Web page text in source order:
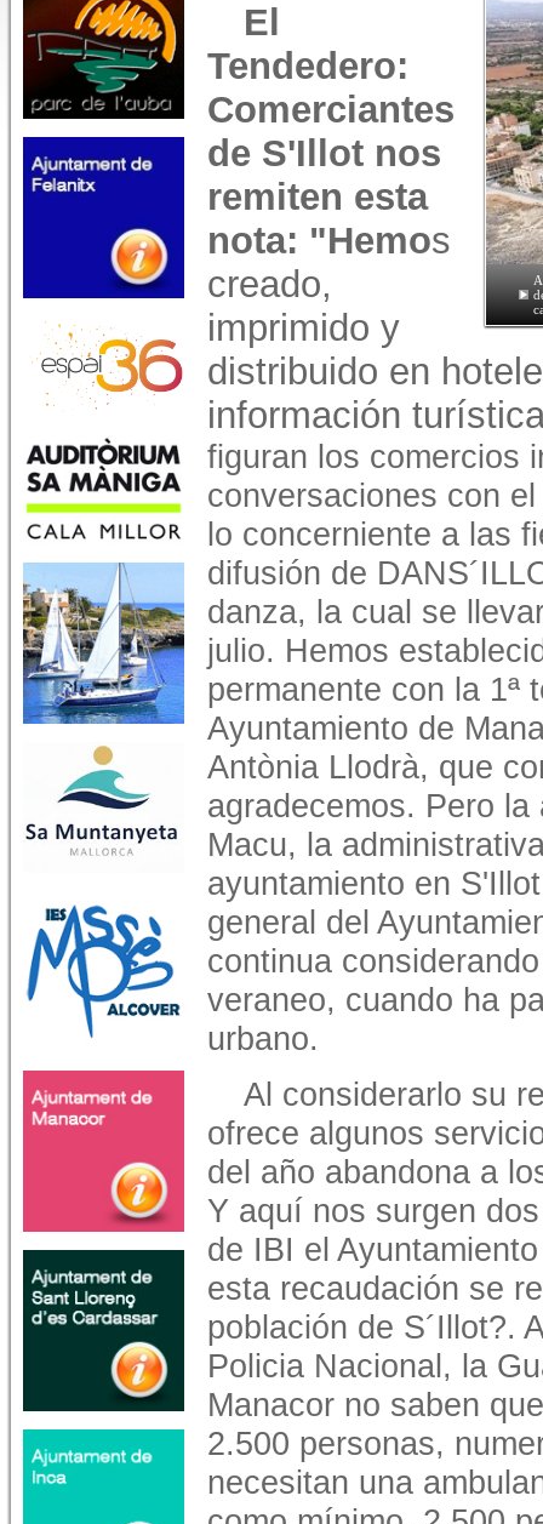
El
Tendedero:
Comerciantes
de S'Illot nos
remiten esta
nota: "Hemos
creado,
imprimido y
distribuido en
información
figuran los comercios
conversaciones con
lo concerniente a las
difusión de
danza, la cual se
julio. Hemos
permanente con la 1ª
Ayuntamiento de
Antònia Llodrà, que
agradecemos. Pero
Macu, la
ayuntamiento en
general del
continua
veraneo, cuando ha
urbano.
Al considerarlo su
ofrece algunos
del año abandona a
Y aquí nos surgen
de IBI el
esta recaudación se
población de S´Illot?.
Policia Nacional, la
Manacor no saben
2.500 personas,
necesitan una